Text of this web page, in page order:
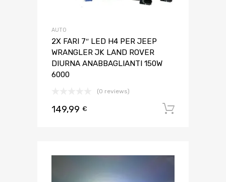
AUTO
2X FARI 7″ LED H4 PER JEEP
WRANGLER JK LAND ROVER
DIURNA ANABBAGLIANTI 150W
6000
(0 reviews)
149,99 €